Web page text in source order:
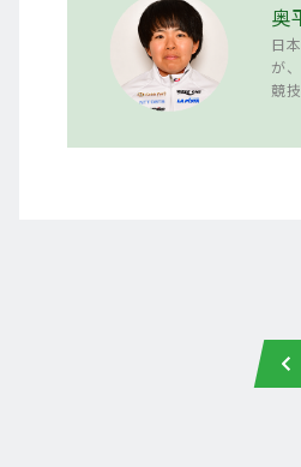
奥
日
が
競